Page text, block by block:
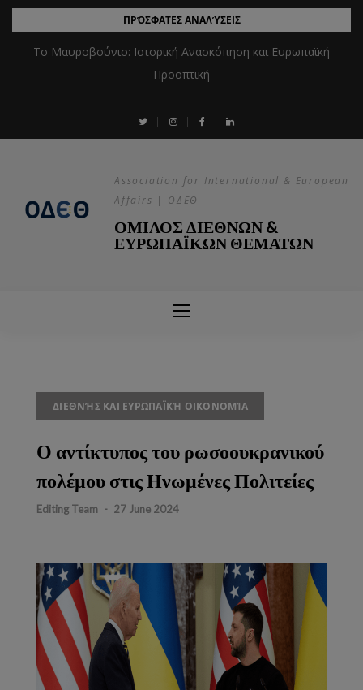
ΠΡΌΣΦΑΤΕΣ ΑΝΑΛΎΣΕΙΣ
Το Μαυροβούνιο: Ιστορική Ανασκόπηση και Ευρωπαϊκή
Προοπτική
Association for International & European
Affairs | ΟΔΕΘ
ΟΜΙΛΟΣ ΔΙΕΘΝΩΝ &
ΕΥΡΩΠΑΪΚΩΝ ΘΕΜΑΤΩΝ
ΔΙΕΘΝΉΣ ΚΑΙ ΕΥΡΩΠΑΪΚΉ ΟΙΚΟΝΟΜΊΑ
Ο αντίκτυπος του ρωσοουκρανικού
πολέμου στις Ηνωμένες Πολιτείες
Editing Team - 27 June 2024